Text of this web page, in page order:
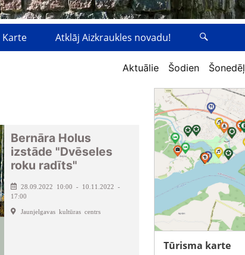
Karte Atklāj Aizkraukles novadu!
Aktuālie Šodien Šonedēļ
Bernāra Holus
izstāde "Dvēseles
roku radīts"
28.09.2022 10:00 - 10.11.2022 -
17:00
Jaunjelgavas kultūras centrs
Tūrisma karte